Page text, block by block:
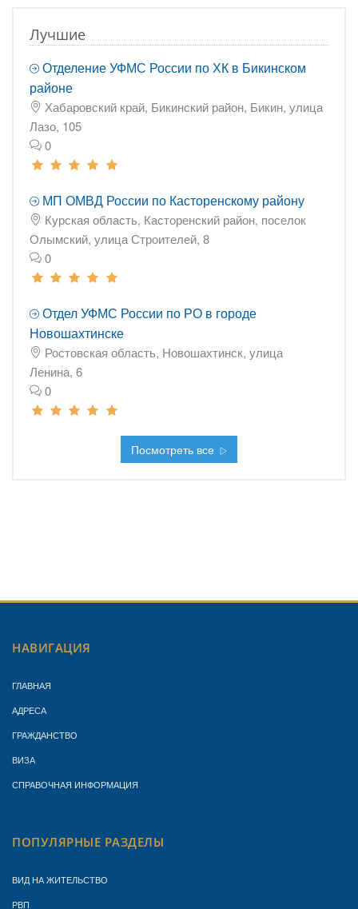
Лучшие
Отделение УФМС России по ХК в Бикинском
районе
Хабаровский край, Бикинский район, Бикин, улица
Лазо, 105
0
МП ОМВД России по Касторенскому району
Курская область, Касторенский район, поселок
Олымский, улица Строителей, 8
0
Отдел УФМС России по РО в городе
Новошахтинске
Ростовская область, Новошахтинск, улица
Ленина, 6
0
Посмотреть все
НАВИГАЦИЯ
ГЛАВНАЯ
АДРЕСА
ГРАЖДАНСТВО
ВИЗА
СПРАВОЧНАЯ ИНФОРМАЦИЯ
ПОПУЛЯРНЫЕ РАЗДЕЛЫ
ВИД НА ЖИТЕЛЬСТВО
РВП